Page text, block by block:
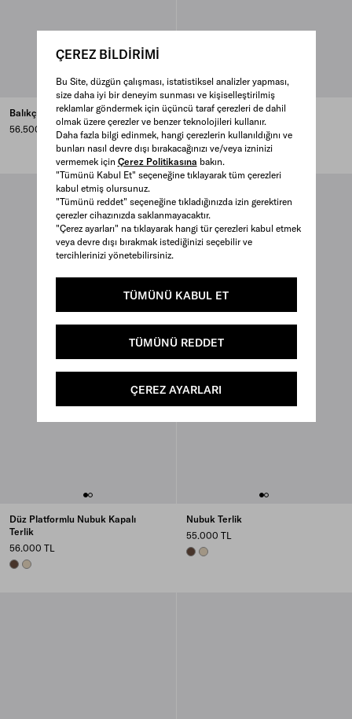
ÇEREZ BİLDİRİMİ
Bu Site, düzgün çalışması, istatistiksel analizler yapması,
size daha iyi bir deneyim sunması ve kişiselleştirilmiş
reklamlar göndermek için üçüncü taraf çerezleri de dahil
olmak üzere çerezler ve benzer teknolojileri kullanır.
Daha fazla bilgi edinmek, hangi çerezlerin kullanıldığını ve
bunları nasıl devre dışı bırakacağınızı ve/veya izninizi
vermemek için Çerez Politikasına bakın.
"Tümünü Kabul Et" seçeneğine tıklayarak tüm çerezleri
kabul etmiş olursunuz.
"Tümünü reddet" seçeneğine tıkladığınızda izin gerektiren
çerezler cihazınızda saklanmayacaktır.
"Çerez ayarları" na tıklayarak hangi tür çerezleri kabul etmek
veya devre dışı bırakmak istediğinizi seçebilir ve
tercihlerinizi yönetebilirsiniz.
TÜMÜNÜ KABUL ET
TÜMÜNÜ REDDET
ÇEREZ AYARLARI
Balıkçı Tarzı Deri Sandalet
56.500 TL
Eskitme Deri Sandalet
54.000 TL
CHALK WHITE
NATURAL
Düz Platformlu Nubuk Kapalı
Terlik
56.000 TL
COCOA BROWN
DESERT BEIGE
Nubuk Terlik
55.000 TL
COCOA BROWN
DESERT BEIGE